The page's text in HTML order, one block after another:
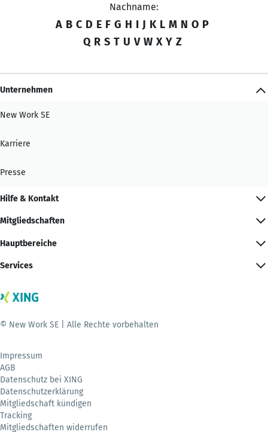
Nachname:
A B C D E F G H I J K L M N O P
Q R S T U V W X Y Z
Unternehmen
New Work SE
Karriere
Presse
Hilfe & Kontakt
Mitgliedschaften
Hauptbereiche
Services
© New Work SE | Alle Rechte vorbehalten
Impressum
AGB
Datenschutz bei XING
Datenschutzerklärung
Mitgliedschaft kündigen
Tracking
Mitgliedschaften widerrufen